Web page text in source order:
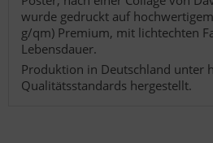
wurde gedruckt auf
g/qm) Premium, mit lichtechten
Lebensdauer.
Produktion in Deutschland unter
Qualitätsstandards hergestellt.